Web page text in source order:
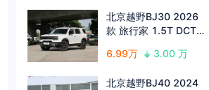
北京越野BJ30 2026
款 旅行家 1.5T DCT两
6.99万 3.00 万
北京越野BJ40 2024